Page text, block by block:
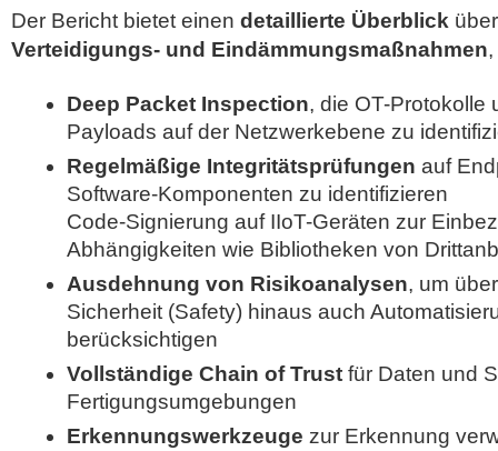
Der Bericht bietet einen detaillierte Überblick
Verteidigungs- und Eindämmungsmaßnahmen
Deep Packet Inspection, die OT-Protokolle
Payloads auf der Netzwerkebene zu
Regelmäßige Integritätsprüfungen auf
Software-Komponenten zu identifizieren
Code-Signierung auf IIoT-Geräten zur
Abhängigkeiten wie Bibliotheken von
Ausdehnung von Risikoanalysen, um
Sicherheit (Safety) hinaus auch
berücksichtigen
Vollständige Chain of Trust für Daten und
Fertigungsumgebungen
Erkennungswerkzeuge zur Erkennung